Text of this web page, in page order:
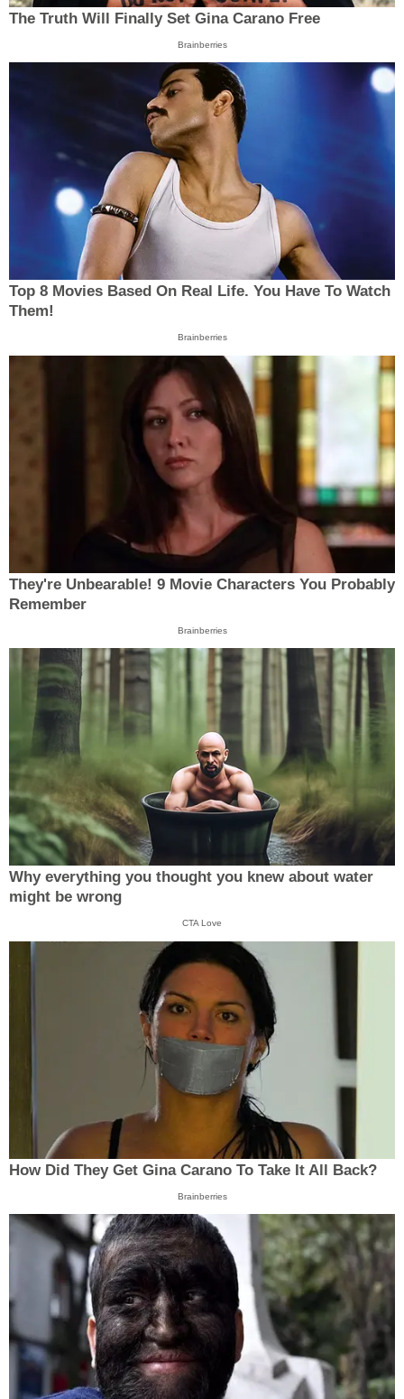
The Truth Will Finally Set Gina Carano Free
Brainberries
Top 8 Movies Based On Real Life. You Have To Watch
Them!
Brainberries
They're Unbearable! 9 Movie Characters You Probably
Remember
Brainberries
Why everything you thought you knew about water
might be wrong
CTA Love
How Did They Get Gina Carano To Take It All Back?
Brainberries